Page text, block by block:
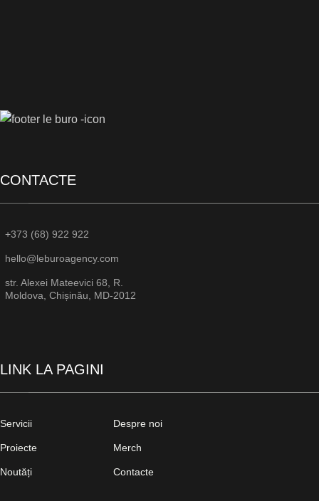
CONTACTE
+373 (68) 922 922
hello@leburoagency.com
str. Alexei Mateevici 68, R.
Moldova, Chișinău, MD-2012
LINK LA PAGINI
Servicii
Proiecte
Noutăți
Despre noi
Merch
Contacte